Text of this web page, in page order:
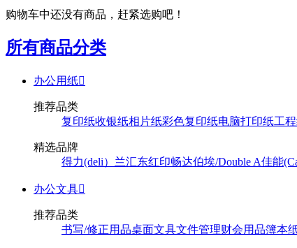
购物车中还没有商品，赶紧选购吧！
所有商品分类
办公用纸
推荐品类
复印纸收银纸相片纸彩色复印纸电脑打印纸工
精选品牌
得力(deli） 兰汇东红印畅达伯埃/Double A佳能
办公文具
推荐品类
书写/修正用品桌面文具文件管理财会用品簿本